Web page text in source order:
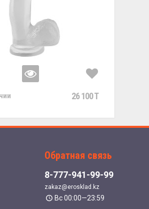
26 100 T
Обратная связь
8-777-941-99-99
zakaz@erosklad.kz
Вс 00:00—23:59